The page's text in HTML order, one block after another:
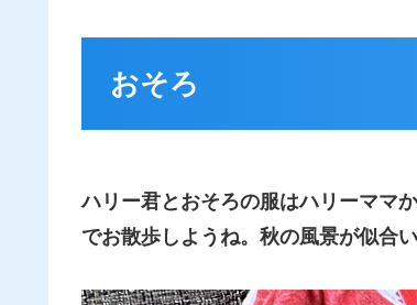
おそろ
ハリー君とおそろの服はハリーママ
でお散歩しようね。秋の風景が似合